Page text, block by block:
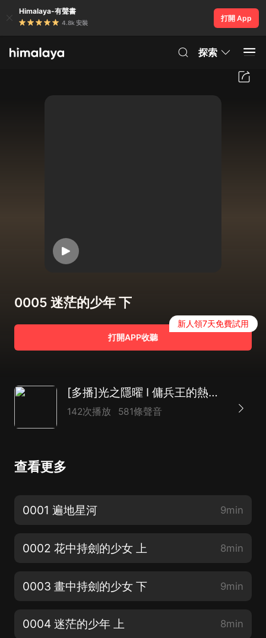
Himalaya-有聲書
4.8k 安裝
打開 App
探索
0005 迷茫的少年 下
打開APP收聽
新人領7天免費試用
[多播]光之隱曜 I 傭兵王的熱血逆襲
142次播放 581條聲音
查看更多
0001 遍地星河 9min
0002 花中持劍的少女 上 8min
0003 畫中持劍的少女 下 9min
0004 迷茫的少年 上 8min